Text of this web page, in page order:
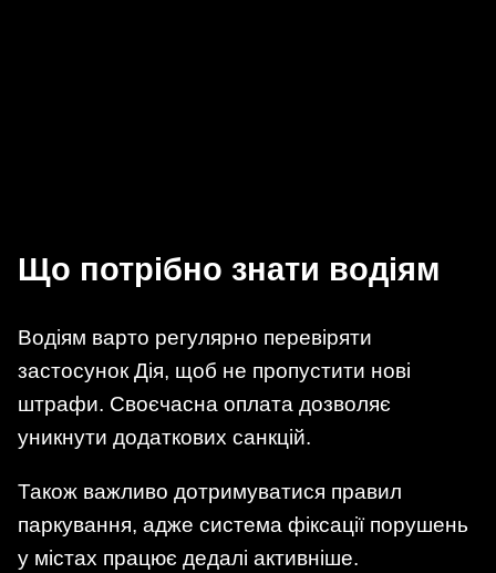
Що потрібно знати водіям
Водіям варто регулярно перевіряти
застосунок Дія, щоб не пропустити нові
штрафи. Своєчасна оплата дозволяє
уникнути додаткових санкцій.
Також важливо дотримуватися правил
паркування, адже система фіксації порушень
у містах працює дедалі активніше.